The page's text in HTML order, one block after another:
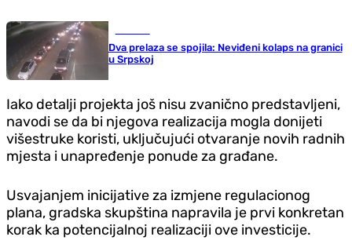
Dva prelaza se spojila: Neviđeni kolaps na granici
u Srpskoj
Iako detalji projekta još nisu zvanično predstavljeni,
navodi se da bi njegova realizacija mogla donijeti
višestruke koristi, uključujući otvaranje novih radnih
mjesta i unapređenje ponude za građane.
Usvajanjem inicijative za izmjene regulacionog
plana, gradska skupština napravila je prvi konkretan
korak ka potencijalnoj realizaciji ove investicije.